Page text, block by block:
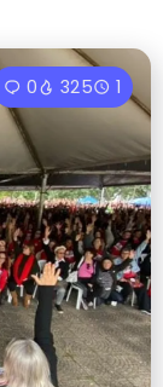
0 325 1